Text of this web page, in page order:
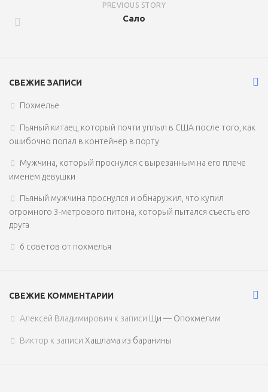
PREVIOUS STORY
Сало
СВЕЖИЕ ЗАПИСИ
Похмелье
Пьяный китаец, который почти уплыл в США после того, как
ошибочно попал в контейнер в порту
Мужчина, который проснулся с вырезанным на его плече
именем девушки
Пьяный мужчина проснулся и обнаружил, что купил
огромного 3-метрового питона, который пытался съесть его
друга
6 советов от похмелья
СВЕЖИЕ КОММЕНТАРИИ
Алексей Владимирович к записи Щи — Опохмелим
Виктор к записи Хашлама из баранины